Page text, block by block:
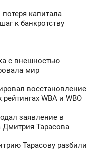
капитала
к банкротству
с внешностью
мир
восстановление
WBA и WBO
заявление в
Тарасова
Тарасову разбили